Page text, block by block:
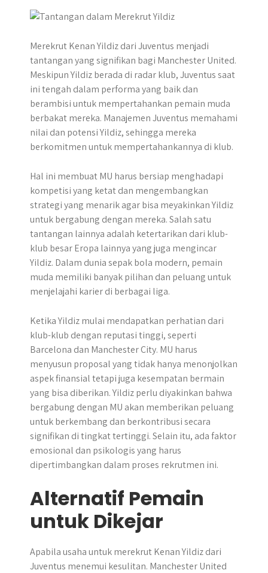
​Merekrut Kenan Yildiz dari Juventus menjadi
tantangan yang signifikan bagi Manchester United.​
Meskipun Yildiz berada di radar klub, Juventus saat
ini tengah dalam performa yang baik dan
berambisi untuk mempertahankan pemain muda
berbakat mereka. Manajemen Juventus memahami
nilai dan potensi Yildiz, sehingga mereka
berkomitmen untuk mempertahankannya di klub.
Hal ini membuat MU harus bersiap menghadapi
kompetisi yang ketat dan mengembangkan
strategi yang menarik agar bisa meyakinkan Yildiz
untuk bergabung dengan mereka. Salah satu
tantangan lainnya adalah ketertarikan dari klub-
klub besar Eropa lainnya yang juga mengincar
Yildiz. Dalam dunia sepak bola modern, pemain
muda memiliki banyak pilihan dan peluang untuk
menjelajahi karier di berbagai liga.
Ketika Yildiz mulai mendapatkan perhatian dari
klub-klub dengan reputasi tinggi, seperti
Barcelona dan Manchester City. MU harus
menyusun proposal yang tidak hanya menonjolkan
aspek finansial tetapi juga kesempatan bermain
yang bisa diberikan. Yildiz perlu diyakinkan bahwa
bergabung dengan MU akan memberikan peluang
untuk berkembang dan berkontribusi secara
signifikan di tingkat tertinggi. Selain itu, ada faktor
emosional dan psikologis yang harus
dipertimbangkan dalam proses rekrutmen ini.
Alternatif Pemain
untuk Dikejar
​Apabila usaha untuk merekrut Kenan Yildiz dari
Juventus menemui kesulitan. Manchester United